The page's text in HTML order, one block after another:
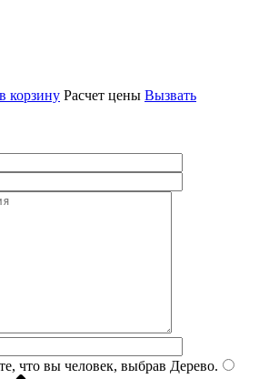
корзину Расчет цены Вызвать
что вы человек, выбрав Дерево.